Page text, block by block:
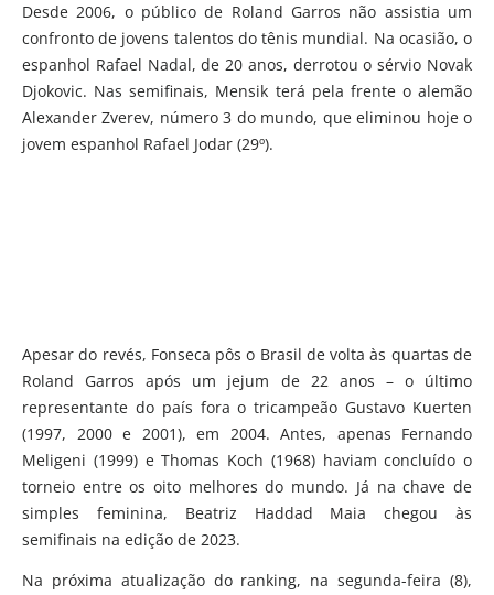
Desde 2006, o público de Roland Garros não assistia um
confronto de jovens talentos do tênis mundial. Na ocasião, o
espanhol Rafael Nadal, de 20 anos, derrotou o sérvio Novak
Djokovic. Nas semifinais, Mensik terá pela frente o alemão
Alexander Zverev, número 3 do mundo, que eliminou hoje o
jovem espanhol Rafael Jodar (29º).
Apesar do revés, Fonseca pôs o Brasil de volta às quartas de
Roland Garros após um jejum de 22 anos – o último
representante do país fora o tricampeão Gustavo Kuerten
(1997, 2000 e 2001), em 2004. Antes, apenas Fernando
Meligeni (1999) e Thomas Koch (1968) haviam concluído o
torneio entre os oito melhores do mundo. Já na chave de
simples feminina, Beatriz Haddad Maia chegou às
semifinais na edição de 2023.
Na próxima atualização do ranking, na segunda-feira (8),